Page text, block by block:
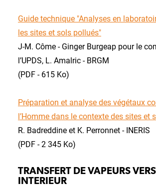
Guide technique "Analyses en
les sites et sols pollués"
J-M. Côme - Ginger Burgeap pour le
l’UPDS, L. Amalric - BRGM
(PDF - 615 Ko)
Préparation et analyse des végétaux
l’Homme dans le contexte des sites et
R. Badreddine et K. Perronnet - INERIS
(PDF - 2 345 Ko)
TRANSFERT DE VAPEURS
INTERIEUR